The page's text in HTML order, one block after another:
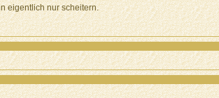
eigentlich nur scheitern.